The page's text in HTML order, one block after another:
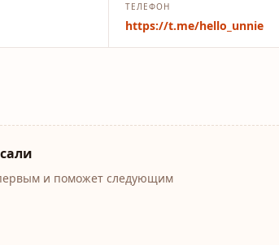
ТЕЛЕФОН
https://t.me/hello_unnie
и поможет следующим